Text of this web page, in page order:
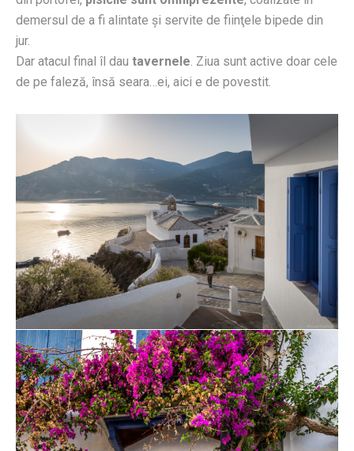
demersul de a fi alintate şi servite de fiinţele bipede din
jur.
Dar atacul final îl dau tavernele. Ziua sunt active doar cele
de pe faleză, însă seara…ei, aici e de povestit.